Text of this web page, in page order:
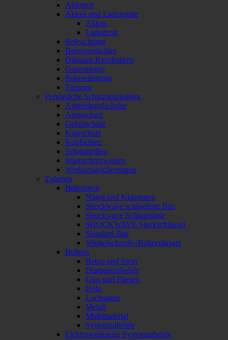
Abbruch
Akkus und Ladegeräte
Akkus
Ladegerät
Beleuchtung
Betonverdichter
Diamant-Kernbohren
Generatoren
Rohrreinigung
Trennen
Persönliche Schutzausrüstung
Arbeitshandschuhe
Atemschutz
Gehörschutz
Knieschutz
Kopfschutz
Schutzbrillen
Warnschutzwesten
Werkzeugsicherungen
Zubehör
Befestigen
Nägel und Klammern
Shockwave schlagfeste Bits
Shockwave Schlagnüsse
SHOCKWAVE Steckschlüssel
Standard Bits
Winkelschraub-/Bohrvohrsatz
Bohren
Beton und Stein
Diamantzubehör
Glas und Fliesen
Holz
Lochsägen
Metall
Multimaterial
Systemzubehör
Elektrowerkzeug Systemzubehör